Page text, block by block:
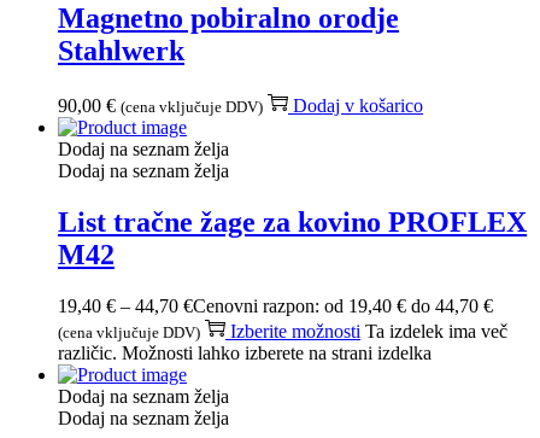
Magnetno pobiralno orodje
Stahlwerk
90,00 € (cena vključuje DDV) Dodaj v košarico
Dodaj na seznam želja
Dodaj na seznam želja
List tračne žage za kovino PROFLEX
M42
19,40 € – 44,70 €Cenovni razpon: od 19,40 € do 44,70 €
(cena vključuje DDV) Izberite možnosti Ta izdelek ima več
različic. Možnosti lahko izberete na strani izdelka
Dodaj na seznam želja
Dodaj na seznam želja